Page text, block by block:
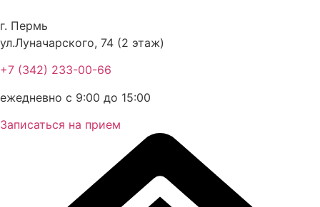
к
содержимому
г. Пермь
ул.Луначарского, 74 (2 этаж)
+7 (342) 233-00-66
ежедневно с 9:00 до 15:00
Записаться на прием